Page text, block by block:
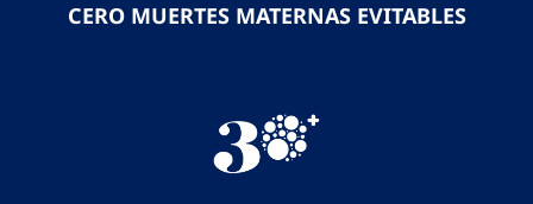
CERO MUERTES MATERNAS EVITABLES